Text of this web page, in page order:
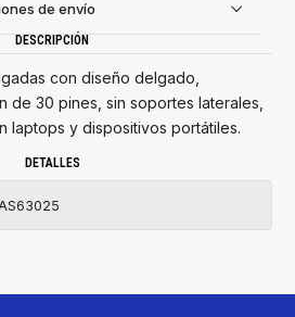
de envío
DESCRIPCIÓN
con diseño delgado,
de 30 pines, sin soportes laterales,
laptops y dispositivos portátiles.
DETALLES